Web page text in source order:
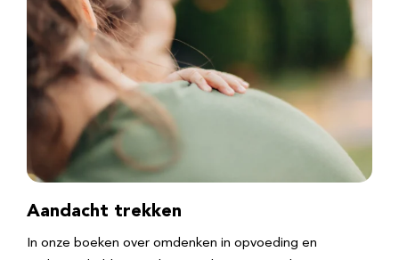
Aandacht trekken
In onze boeken over omdenken in opvoeding en